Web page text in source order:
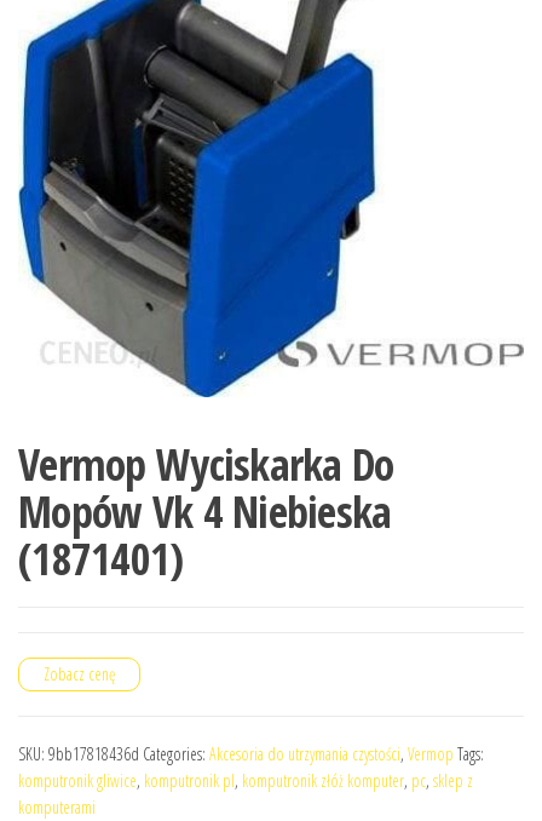
Vermop Wyciskarka Do
Mopów Vk 4 Niebieska
(1871401)
Zobacz cenę
SKU: 9bb17818436d Categories: Akcesoria do utrzymania czystości, Vermop Tags:
komputronik gliwice, komputronik pl, komputronik złóż komputer, pc, sklep z
komputerami